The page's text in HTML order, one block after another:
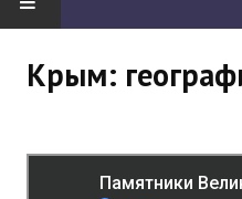
Будни института
Крым: